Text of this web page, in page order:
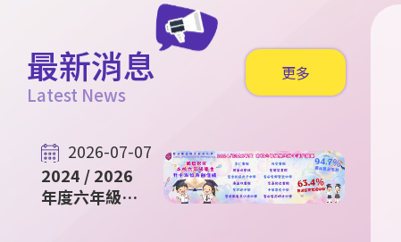
最新消息
Latest News
更多
2026-07-07
2024 / 2026
年度六年級升